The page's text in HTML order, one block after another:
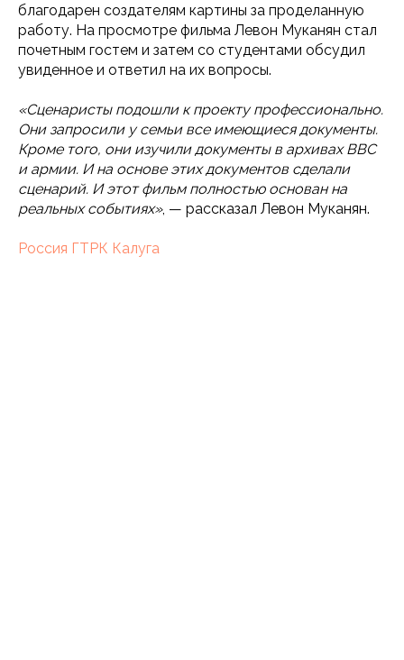
благодарен создателям картины за проделанную
работу. На просмотре фильма Левон Муканян стал
почетным гостем и затем со студентами обсудил
увиденное и ответил на их вопросы.
«Сценаристы подошли к проекту профессионально.
Они запросили у семьи все имеющиеся документы.
Кроме того, они изучили документы в архивах ВВС
и армии. И на основе этих документов сделали
сценарий. И этот фильм полностью основан на
реальных событиях», — рассказал Левон Муканян.
Россия ГТРК Калуга